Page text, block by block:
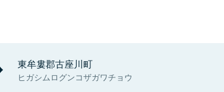
東牟婁郡古座川町
ヒガシムログンコザガワチョウ